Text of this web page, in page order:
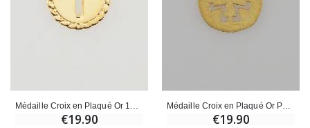
€19.90
Médaille Croix en Plaqué Or Poli 18 Carats - 13mm
€19.90